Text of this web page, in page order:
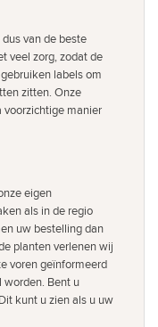
van de beste
veel zorg, zodat de
labels om
zitten. Onze
manier
eigen
als in de regio
uw bestelling dan
planten verlenen wij
voren geïnformeerd
Bent u
kunt u zien als u uw